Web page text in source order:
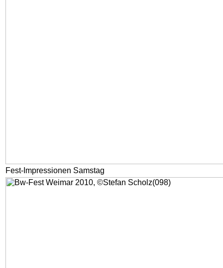
Fest-Impressionen Samstag